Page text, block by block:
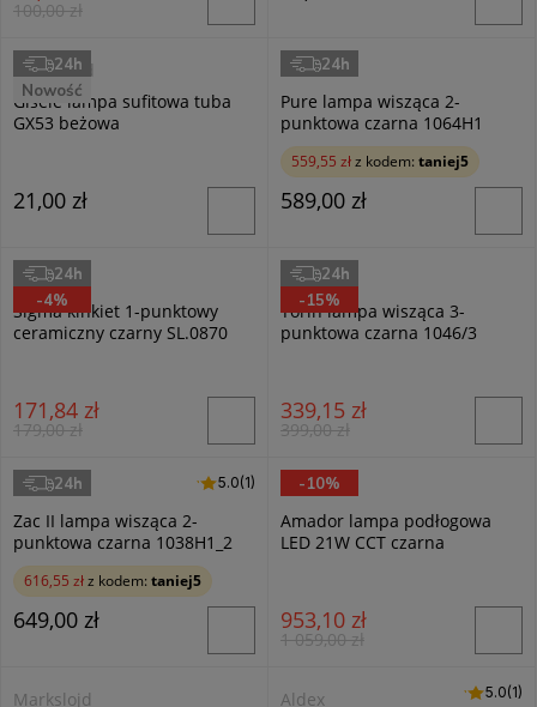
100,00 zł
Masterled
Gisele lampa sufitowa tuba
GX53 beżowa
21,00 zł
24h
Nowość
Aldex
Pure lampa wisząca 2-
punktowa czarna 1064H1
559,55 złz kodem: taniej5
589,00 zł
24h
Sollux
Sigma kinkiet 1-punktowy
ceramiczny czarny SL.0870
171,84 zł
179,00 zł
24h
-4%
Emibig
Torin lampa wisząca 3-
punktowa czarna 1046/3
339,15 zł
399,00 zł
24h
-15%
Aldex
Zac II lampa wisząca 2-
punktowa czarna 1038H1_2
5.0 (1)
5.0(1)
616,55 złz kodem: taniej5
649,00 zł
24h
Trio
Amador lampa podłogowa
LED 21W CCT czarna
953,10 zł
1 059,00 zł
-10%
Markslojd
Aldex
5.0 (1)
5.0(1)